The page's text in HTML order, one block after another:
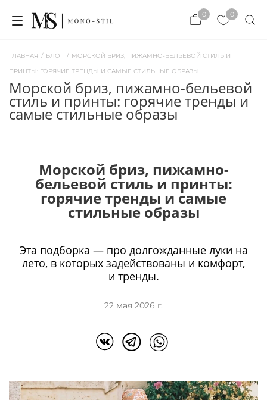
0
0
ЗАКРЫТЬ ×
×
ГЛАВНАЯ / БЛОГ / МОРСКОЙ БРИЗ, ПИЖАМНО-БЕЛЬЕВОЙ СТИЛЬ И
ПРИНТЫ: ГОРЯЧИЕ ТРЕНДЫ И САМЫЕ СТИЛЬНЫЕ ОБРАЗЫ
морской бриз, пижамно-бельевой
стиль и принты: горячие тренды и
самые стильные образы
Морской бриз, пижамно-
бельевой стиль и принты:
горячие тренды и самые
стильные образы
Эта подборка — про долгожданные луки на
лето, в которых задействованы и комфорт,
и тренды.
22 мая 2026 г.